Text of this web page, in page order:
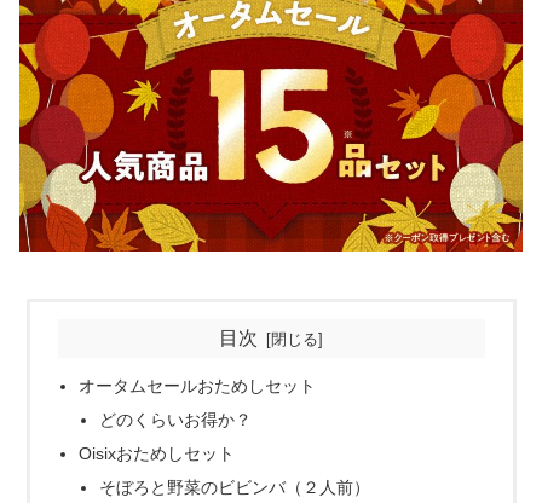
目次
オータムセールおためしセット
どのくらいお得か？
Oisixおためしセット
そぼろと野菜のビビンバ（２人前）